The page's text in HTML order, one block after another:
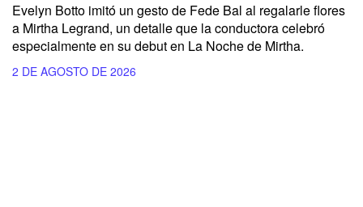
Evelyn Botto imitó un gesto de Fede Bal al regalarle flores
a Mirtha Legrand, un detalle que la conductora celebró
especialmente en su debut en La Noche de Mirtha.
2 DE AGOSTO DE 2026